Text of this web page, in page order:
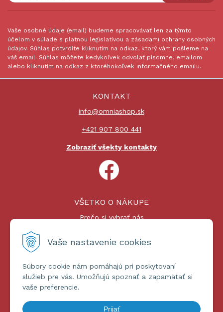
Vaše nastavenie cookies
Súbory cookie nám pomáhajú pri poskytovaní
služieb pre vás. Umožňujú spoznať a zapamätať si
vaše preferencie.
Prijať
Vaše osobné údaje (email) budeme spracovávať len za týmto
účelom v súlade s platnou legislatívou a zásadami ochrany osobných
údajov. Súhlas potvrdíte kliknutím na odkaz, ktorý vám pošleme na
váš email. Súhlas môžete kedykoľvek odvolať písomne, emailom
alebo kliknutím na odkaz z ktoréhokoľvek informačného emailu.
KONTAKT
info@omniashop.sk
+421 907 800 441
Zobraziť všekty kontakty
VŠETKO O NÁKUPE
Prečo si vybrať nás
Platby a doprava
ĎALŠIE INFORMÁCIE
Obchodné podmienky